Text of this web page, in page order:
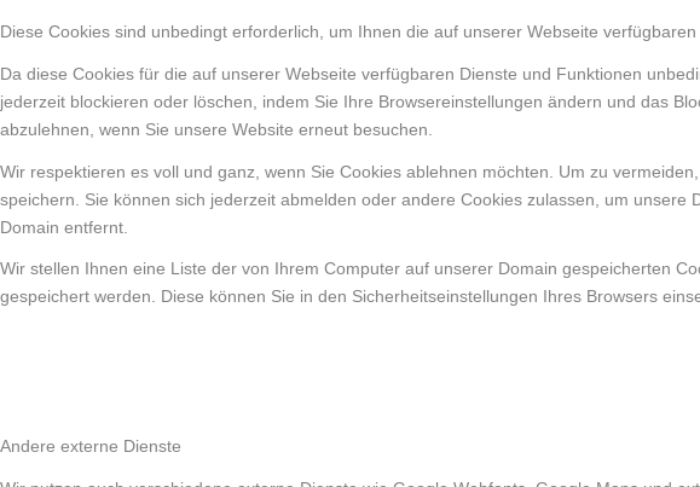
Diese Cookies sind unbedingt erforderlich, um Ihnen die auf unserer Webseite
Da diese Cookies für die auf unserer Webseite verfügbaren Dienste und Funktionen
jederzeit blockieren oder löschen, indem Sie Ihre Browsereinstellungen ändern und das
abzulehnen, wenn Sie unsere Website erneut besuchen.
Wir respektieren es voll und ganz, wenn Sie Cookies ablehnen möchten. Um zu
speichern. Sie können sich jederzeit abmelden oder andere Cookies zulassen, um
Domain entfernt.
Wir stellen Ihnen eine Liste der von Ihrem Computer auf unserer Domain gespeicherten
gespeichert werden. Diese können Sie in den Sicherheitseinstellungen Ihres Browsers
Andere externe Dienste